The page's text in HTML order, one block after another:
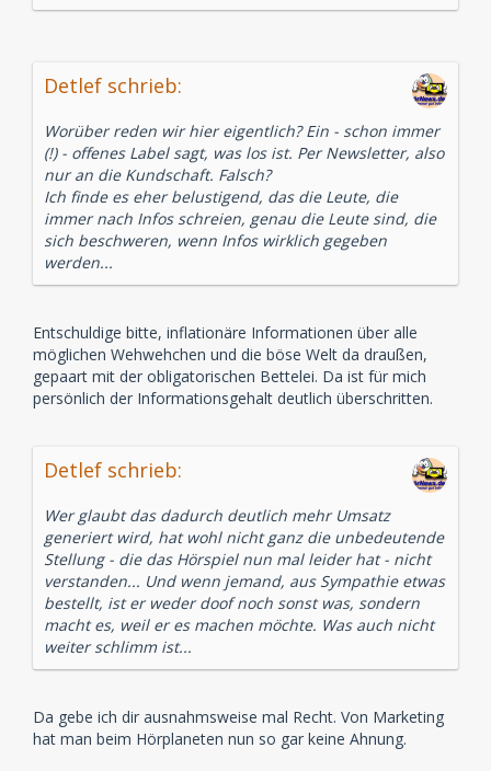
Detlef schrieb:
Worüber reden wir hier eigentlich? Ein - schon immer
(!) - offenes Label sagt, was los ist. Per Newsletter, also
nur an die Kundschaft. Falsch?
Ich finde es eher belustigend, das die Leute, die
immer nach Infos schreien, genau die Leute sind, die
sich beschweren, wenn Infos wirklich gegeben
werden...
Entschuldige bitte, inflationäre Informationen über alle
möglichen Wehwehchen und die böse Welt da draußen,
gepaart mit der obligatorischen Bettelei. Da ist für mich
persönlich der Informationsgehalt deutlich überschritten.
Detlef schrieb:
Wer glaubt das dadurch deutlich mehr Umsatz
generiert wird, hat wohl nicht ganz die unbedeutende
Stellung - die das Hörspiel nun mal leider hat - nicht
verstanden... Und wenn jemand, aus Sympathie etwas
bestellt, ist er weder doof noch sonst was, sondern
macht es, weil er es machen möchte. Was auch nicht
weiter schlimm ist...
Da gebe ich dir ausnahmsweise mal Recht. Von Marketing
hat man beim Hörplaneten nun so gar keine Ahnung.